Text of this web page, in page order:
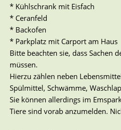
* Kühlschrank mit Eisfach
* Ceranfeld
* Backofen
* Parkplatz mit Carport am Haus
Bitte beachten sie, dass Sachen
müssen.
Hierzu zählen neben
Spülmittel, Schwämme,
Sie können allerdings im
Tiere sind vorab anzumelden.